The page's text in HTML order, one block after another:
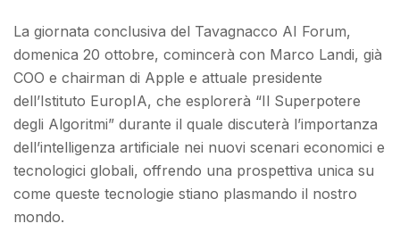
La giornata conclusiva del Tavagnacco AI Forum,
domenica 20 ottobre, comincerà con Marco Landi, già
COO e chairman di Apple e attuale presidente
dell’Istituto EuropIA, che esplorerà “Il Superpotere
degli Algoritmi” durante il quale discuterà l’importanza
dell’intelligenza artificiale nei nuovi scenari economici e
tecnologici globali, offrendo una prospettiva unica su
come queste tecnologie stiano plasmando il nostro
mondo.